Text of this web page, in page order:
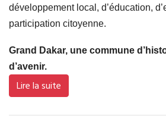
développement local, d’éducation,
participation citoyenne.
Grand Dakar, une commune
d’avenir.
Lire la suite